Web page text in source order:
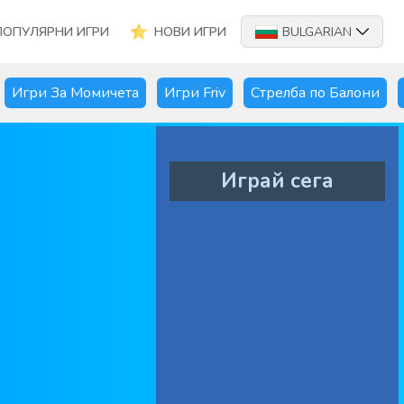
ИГРИ НОВИ ИГРИ BULGARIAN
Игри За Момичета Игри Friv Стрелба по Балони
Играй сега